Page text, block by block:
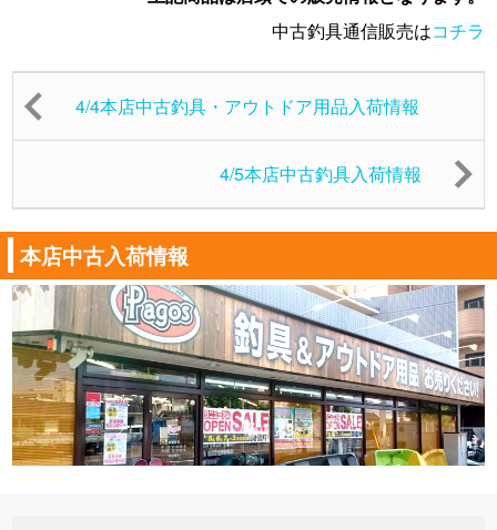
中古釣具通信販売はコチラ
4/4本店中古釣具・アウトドア用品入荷情報
4/5本店中古釣具入荷情報
本店中古入荷情報